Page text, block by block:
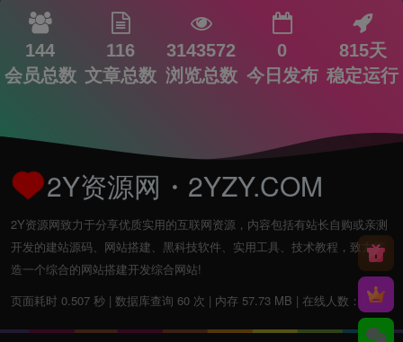
144
会员总数
116
文章总数
3143572
浏览总数
0
今日发布
815天
稳定运行
2Y资源网・2YZY.COM
2Y资源网致力于分享优质实用的互联网资源，内容包括有站长自购或亲测
开发的建站源码、网站搭建、黑科技软件、实用工具、技术教程，致力打
造一个综合的网站搭建开发综合网站!
页面耗时 0.507 秒 | 数据库查询 60 次 | 内存 57.73 MB | 在线人数：1人